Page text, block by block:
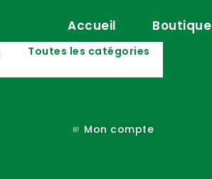
Accueil Boutique
Toutes les catégories
Mon compte